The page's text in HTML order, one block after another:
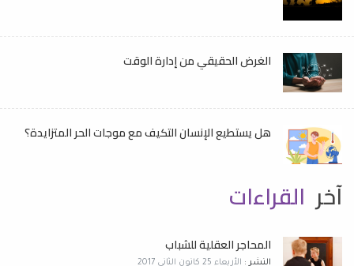
الغرض الحقيقي من إدارة الوقت
هل يستطيع الإنسان التكيف مع موجات الحر المتزايدة؟
آخر القراءات
المحاجر العقلية للشباب
النشر : الأربعاء 25 كانون الثاني 2017